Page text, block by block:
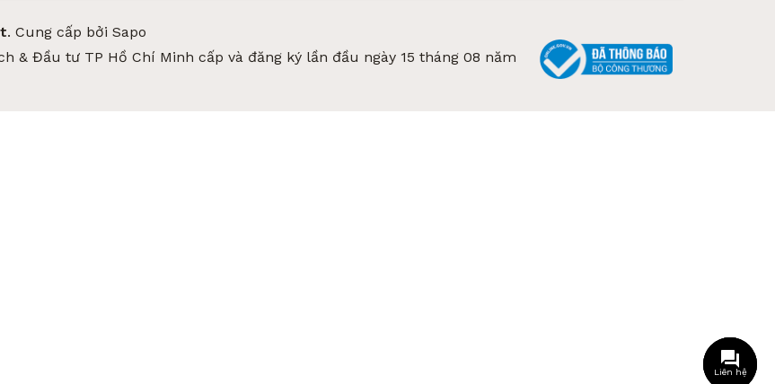
. Cung cấp bởi Sapo
& Đầu tư TP Hồ Chí Minh cấp và đăng ký lần đầu ngày 15 tháng 08 năm
Liên hệ